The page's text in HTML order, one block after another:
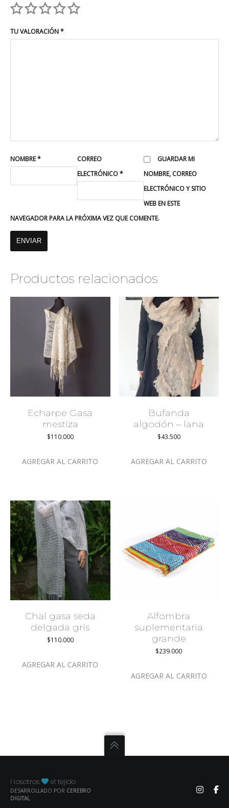
TU VALORACIÓN*
NOMBRE*
CORREO
ELECTRÓNICO*
GUARDAR MI
NOMBRE, CORREO
ELECTRÓNICO Y SITIO
WEB EN ESTE
NAVEGADOR PARA LA PRÓXIMA VEZ QUE COMENTE.
Productos relacionados
Echarpe Gasa
mestiza
$110.000
AGREGAR AL CARRITO
Bufanda
algodón – lana
$43.500
AGREGAR AL CARRITO
Chal gasa seda
delgada gris
$110.000
AGREGAR AL CARRITO
Alfombra
suplementaria
grande
$239.000
AGREGAR AL CARRITO
Nosotros el tejido
DESARROLLADO POR CEREBRO
DIGITAL